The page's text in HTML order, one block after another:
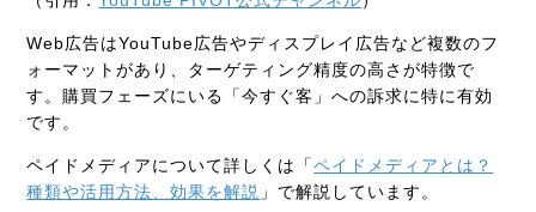
Web広告はYouTube広告やディスプレイ広告など複数のフ
ォーマットがあり、ターゲティング精度の高さが特徴で
す。購買フェーズにいる「今すぐ客」への訴求に特に有効
です。
ペイドメディアについて詳しくは「ペイドメディアとは？
種類や活用方法、効果を解説 」で解説しています。